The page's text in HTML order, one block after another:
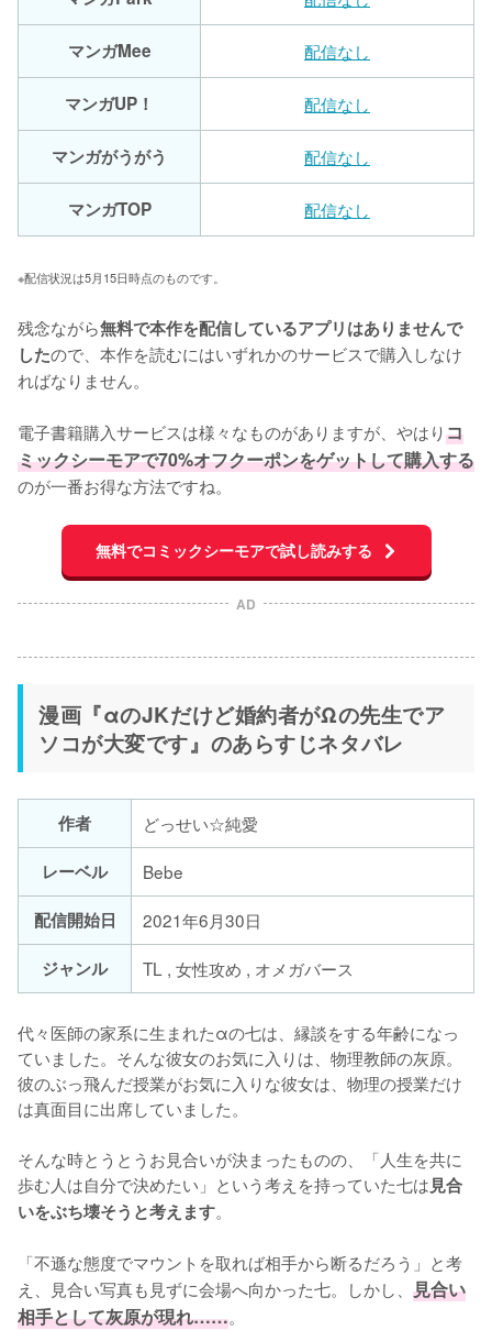
マンガMee 配信なし
マンガUP！ 配信なし
マンガがうがう 配信なし
マンガTOP 配信なし
※配信状況は5月15日時点のものです。
残念ながら無料で本作を配信しているアプリはありませんで
したので、本作を読むにはいずれかのサービスで購入しなけ
ればなりません。
電子書籍購入サービスは様々なものがありますが、やはりコ
ミックシーモアで70%オフクーポンをゲットして購入する
のが一番お得な方法ですね。
無料でコミックシーモアで試し読みする
AD
漫画『αのJKだけど婚約者がΩの先生でア
ソコが大変です』のあらすじネタバレ
作者
どっせい☆純愛
レーベル
Bebe
配信開始日
2021年6月30日
ジャンル
TL , 女性攻め , オメガバース
代々医師の家系に生まれたαの七は、縁談をする年齢になっ
ていました。そんな彼女のお気に入りは、物理教師の灰原。
彼のぶっ飛んだ授業がお気に入りな彼女は、物理の授業だけ
は真面目に出席していました。
そんな時とうとうお見合いが決まったものの、「人生を共に
歩む人は自分で決めたい」という考えを持っていた七は見合
いをぶち壊そうと考えます。
「不遜な態度でマウントを取れば相手から断るだろう」と考
え、見合い写真も見ずに会場へ向かった七。しかし、 見合い
相手として灰原が現れ……。